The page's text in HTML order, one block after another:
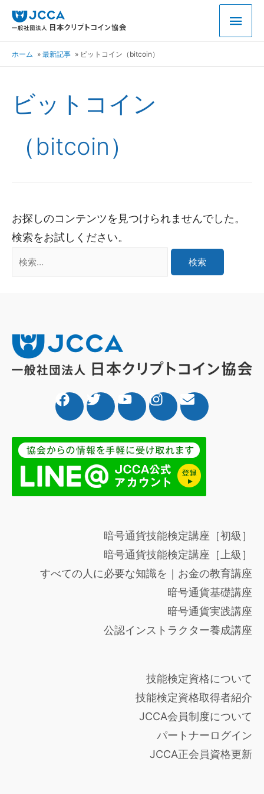
ホーム 最新記事 ビットコイン（bitcoin）
ビットコイン
（bitcoin）
お探しのコンテンツを見つけられませんでした。
検索をお試しください。
暗号通貨技能検定講座［初級］
暗号通貨技能検定講座［上級］
すべての人に必要な知識を｜お金の教育講座
暗号通貨基礎講座
暗号通貨実践講座
公認インストラクター養成講座
技能検定資格について
技能検定資格取得者紹介
JCCA会員制度について
パートナーログイン
JCCA正会員資格更新